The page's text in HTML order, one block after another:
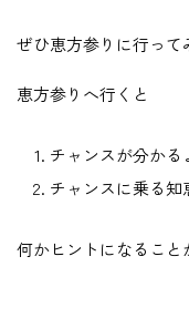
ぜひ恵方参りに行って
恵方参りへ行くと
チャンスが分かる
チャンスに乗る
何かヒントになること